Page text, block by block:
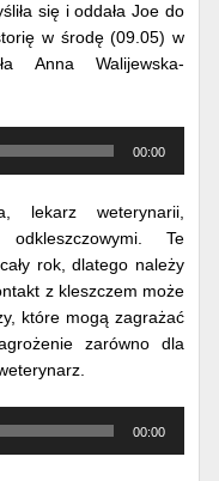
się i oddała Joe do
w środę (09.05) w
Anna Walijewska-
00:00
lekarz weterynarii,
Te
rok, dlatego należy
z kleszczem może
które mogą zagrażać
zarówno dla
00:00